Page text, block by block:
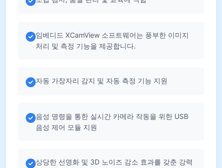
임베디드 XCamView 소프트웨어는 풍부한 이미지
처리 및 측정 기능을 제공합니다.
자동 가장자리 감지 및 자동 측정 기능 지원
음성 명령을 통한 실시간 카메라 작동을 위한 USB
음성 제어 모듈 지원
상당한 선명화 및 3D 노이즈 감소 효과를 갖춘 강력